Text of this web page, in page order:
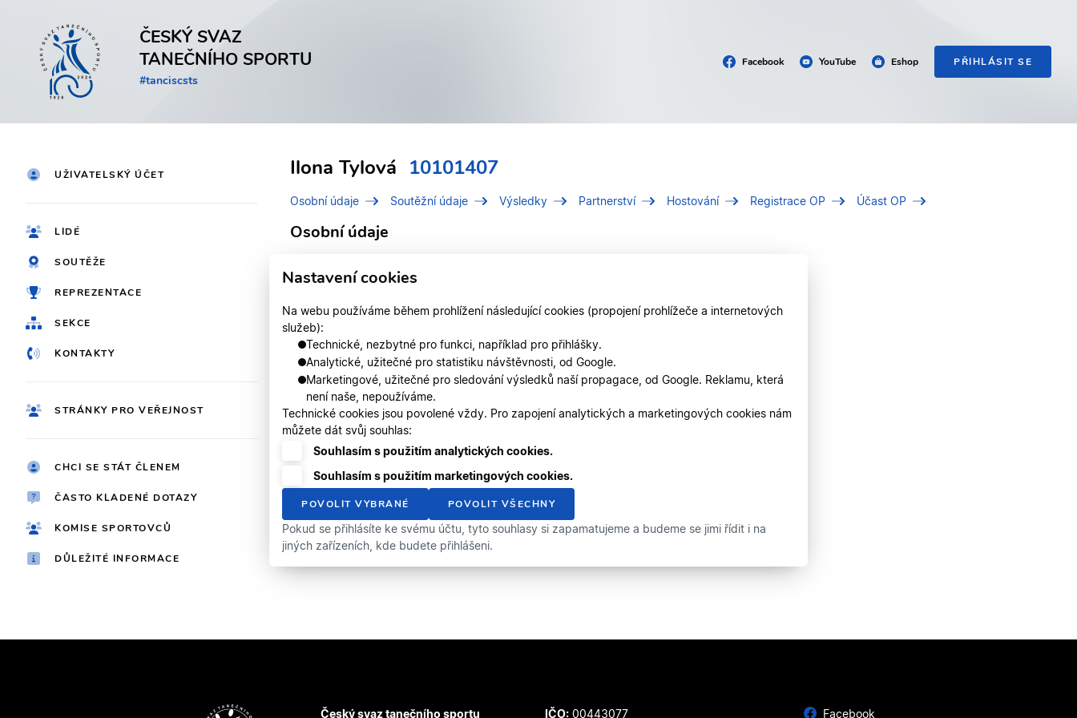
ČESKÝ SVAZ
TANEČNÍHO SPORTU
#tanciscsts
Facebook YouTube Eshop PŘIHLÁSIT SE
UŽIVATELSKÝ ÚČET
LIDÉ
SOUTĚŽE
REPREZENTACE
SEKCE
KONTAKTY
STRÁNKY PRO VEŘEJNOST
CHCI SE STÁT ČLENEM
ČASTO KLADENÉ DOTAZY
KOMISE SPORTOVCŮ
DŮLEŽITÉ INFORMACE
Ilona Tylová 10101407
Osobní údaje Soutěžní údaje Výsledky Partnerství Hostování Registrace OP Účast OP
Osobní údaje
Identifikační číslo (IDT)
Registrován v klubu TK KOŠKOVI Liberec
Český svaz tanečního sportu IČO:00443077 Facebook
Nastavení cookies
Na webu používáme během prohlížení následující cookies (propojení prohlížeče a internetových
služeb):
Technické, nezbytné pro funkci, například pro přihlášky.
Analytické, užitečné pro statistiku návštěvnosti, od Google.
Marketingové, užitečné pro sledování výsledků naší propagace, od Google. Reklamu, která
není naše, nepoužíváme.
Technické cookies jsou povolené vždy. Pro zapojení analytických a marketingových cookies nám
můžete dát svůj souhlas:
Souhlasím s použitím analytických cookies.
Souhlasím s použitím marketingových cookies.
POVOLIT VYBRANÉ POVOLIT VŠECHNY
Pokud se přihlásíte ke svému účtu, tyto souhlasy si zapamatujeme a budeme se jimi řídit i na
jiných zařízeních, kde budete přihlášeni.